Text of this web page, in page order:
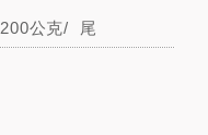
200公克/ 尾